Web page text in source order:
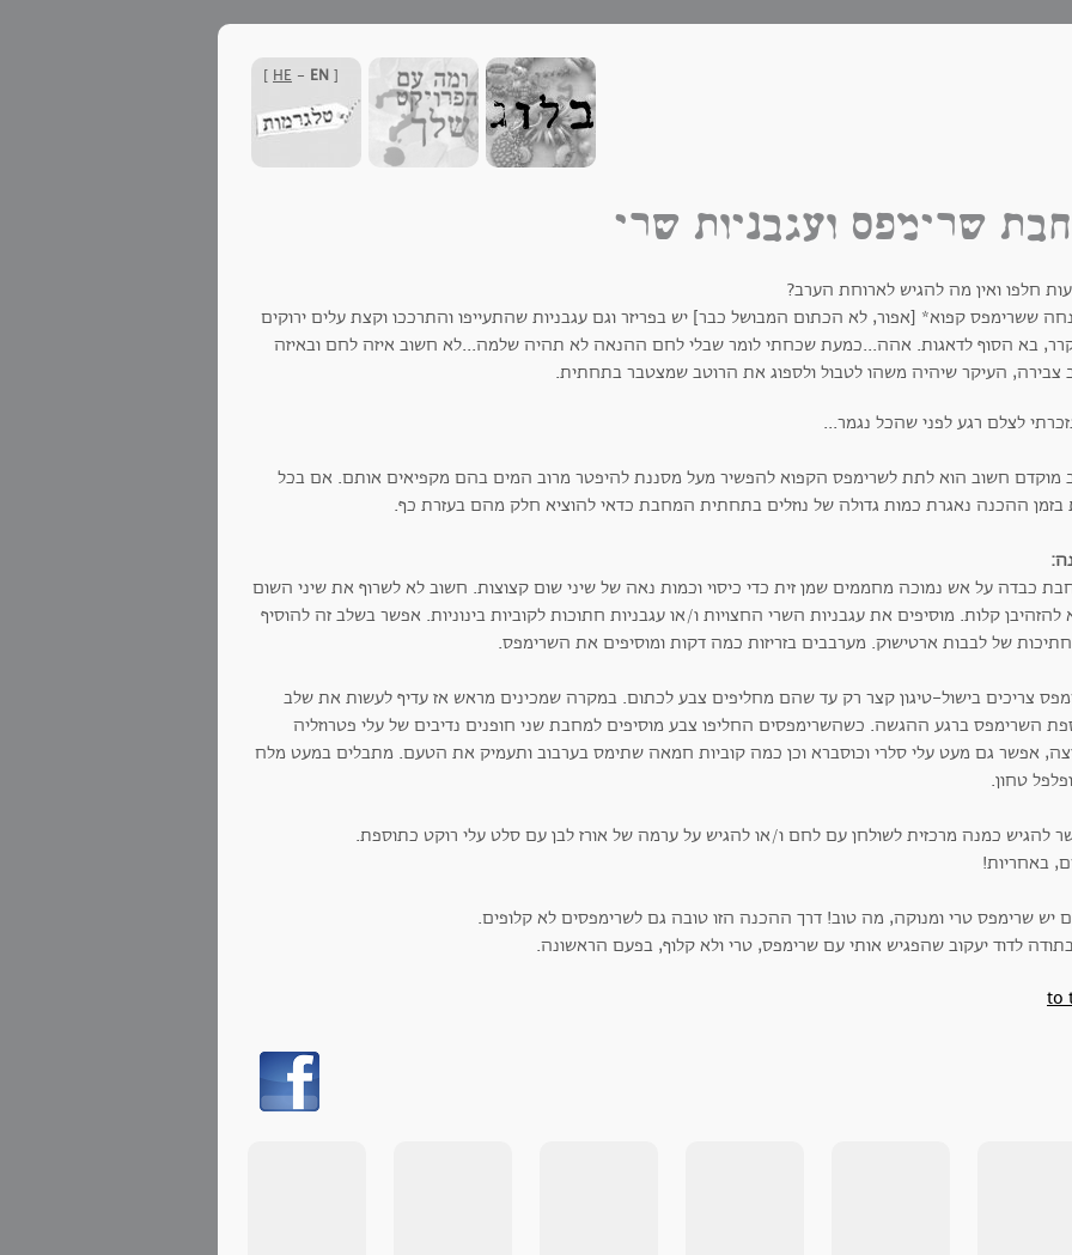
[
HE - EN
]
שרימפס ועגבניות שרי
חלפו ואין מה להגיש לארוחת הערב?
ששרימפס קפוא* [אפור, לא הכתום המבושל כבר] יש בפריזר וגם עגבניות שהתעייפו והתרככו וקצת עלים ירוקים
בא הסוף לדאגות. אהה...כמעת שכחתי לומר שבלי לחם ההנאה לא תהיה שלמה...לא חשוב איזה לחם ובאיזה
צבירה, העיקר שיהיה משהו לטבול ולספוג את הרוטב שמצטבר בתחתית.
מוקדם חשוב הוא לתת לשרימפס הקפוא להפשיר מעל מסננת להיפטר מרוב המים בהם מקפיאים אותם. אם בכל
בזמן ההכנה נאגרת כמות גדולה של נוזלים בתחתית המחבת כדאי להוציא חלק מהם בעזרת כף.
כבדה על אש נמוכה מחממים שמן זית כדי כיסוי וכמות נאה של שיני שום קצוצות. חשוב לא לשרוף את שיני השום
להזהיבן קלות. מוסיפים את עגבניות השרי החצויות ו/או עגבניות חתוכות לקוביות בינוניות. אפשר בשלב זה להוסיף
של לבבות ארטישוק. מערבבים בזריזות כמה דקות ומוסיפים את השרימפס.
צריכים בישול-טיגון קצר רק עד שהם מחליפים צבע לכתום. במקרה שמכינים מראש אז עדיף לעשות את שלב
השרימפס ברגע ההגשה. כשהשרימפסים החליפו צבע מוסיפים למחבת שני חופנים נדיבים של עלי פטרוזליה
אפשר גם מעט עלי סלרי וכוסברא וכן כמה קוביות חמאה שתימס בערבוב ותעמיק את הטעם. מתבלים במעט מלח
טחון.
להגיש כמנה מרכזית לשולחן עם לחם ו/או להגיש על ערמה של אורז לבן עם סלט עלי רוקט כתוספת.
באחריות!
יש שרימפס טרי ומנוקה, מה טוב! דרך ההכנה הזו טובה גם לשרימפסים לא קלופים.
לדוד יעקוב שהפגיש אותי עם שרימפס, טרי ולא קלוף, בפעם הראשונה.
to